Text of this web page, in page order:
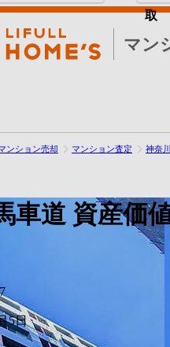
マン
取
ンション売却 マンション査定 神奈
車道 資産価
5日